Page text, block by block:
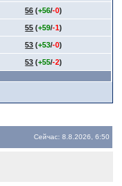
56 (+56/-0)
55 (+59/-1)
53 (+53/-0)
53 (+55/-2)
Сейчас: 8.8.2026, 6:50